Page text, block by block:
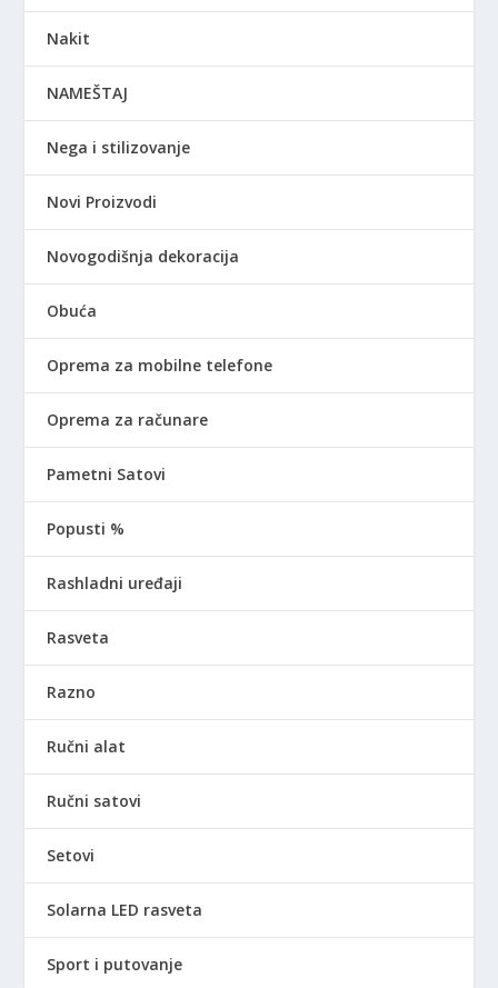
Nakit
NAMEŠTAJ
Nega i stilizovanje
Novi Proizvodi
Novogodišnja dekoracija
Obuća
Oprema za mobilne telefone
Oprema za računare
Pametni Satovi
Popusti %
Rashladni uređaji
Rasveta
Razno
Ručni alat
Ručni satovi
Setovi
Solarna LED rasveta
Sport i putovanje